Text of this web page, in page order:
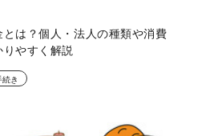
は？個人・法人の種類や消費
やすく解説
続き